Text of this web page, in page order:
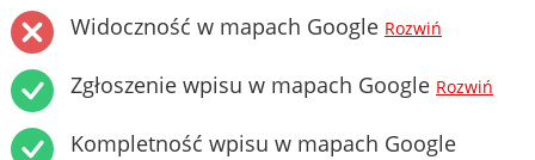
Widoczność w mapach Google Rozwiń
Zgłoszenie wpisu w mapach Google Rozwiń
Kompletność wpisu w mapach Google